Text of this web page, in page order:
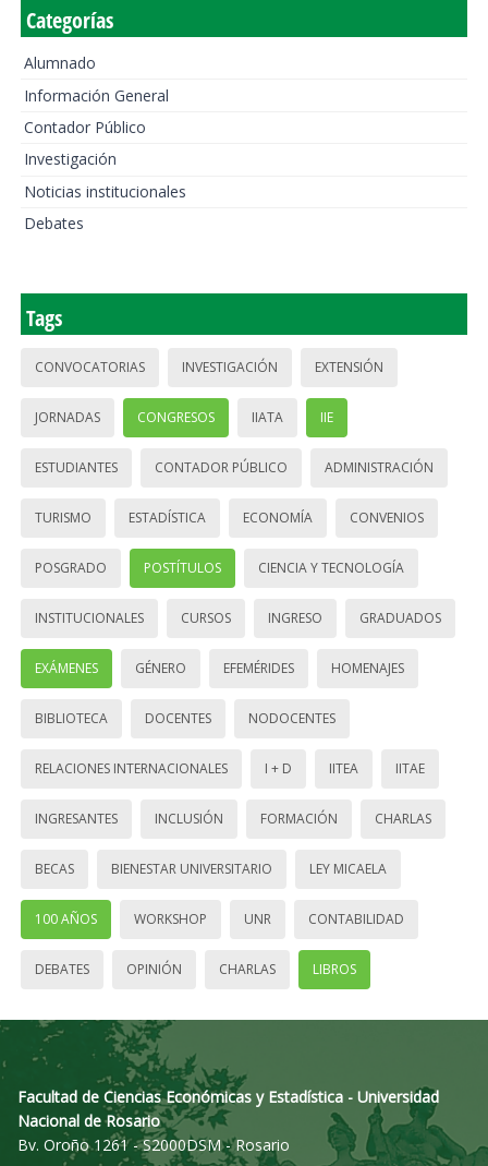
Categorías
Alumnado
Información General
Contador Público
Investigación
Noticias institucionales
Debates
Tags
CONVOCATORIAS INVESTIGACIÓN EXTENSIÓN
JORNADAS CONGRESOS IIATA IIE
ESTUDIANTES CONTADOR PÚBLICO ADMINISTRACIÓN
TURISMO ESTADÍSTICA ECONOMÍA CONVENIOS
POSGRADO POSTÍTULOS CIENCIA Y TECNOLOGÍA
INSTITUCIONALES CURSOS INGRESO GRADUADOS
EXÁMENES GÉNERO EFEMÉRIDES HOMENAJES
BIBLIOTECA DOCENTES NODOCENTES
RELACIONES INTERNACIONALES I + D IITEA IITAE
INGRESANTES INCLUSIÓN FORMACIÓN CHARLAS
BECAS BIENESTAR UNIVERSITARIO LEY MICAELA
100 AÑOS WORKSHOP UNR CONTABILIDAD
DEBATES OPINIÓN CHARLAS LIBROS
Facultad de Ciencias Económicas y Estadística - Universidad
Nacional de Rosario
Bv. Oroño 1261 - S2000DSM - Rosario